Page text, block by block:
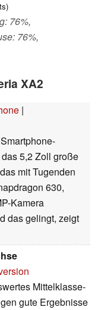
76%,
76%,
XA2
|
5,2 Zoll große
mit Tugenden
630,
Kamera
das gelingt, zeigt
Mittelklasse-
gute Ergebnisse